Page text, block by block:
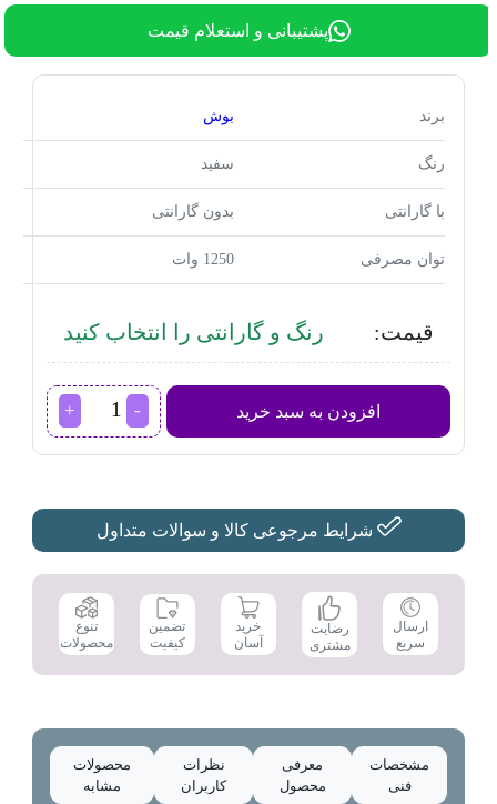
پشتیبانی و استعلام قیمت
برند بوش
رنگ سفید
با گارانتی بدون گارانتی
توان مصرفی 1250 وات
قیمت: رنگ و گارانتی را انتخاب کنید
افزودن به سبد خرید
غذاساز
بوش
شرایط مرجوعی کالا و سوالات متداول
ارسال
سریع
رضایت
مشتری
خرید
آسان
تضمین
کیفیت
تنوع
محصولات
مشخصات
فنی
معرفی
محصول
نظرات
کاربران
محصولات
مشابه